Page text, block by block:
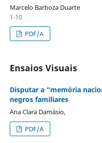
Marcelo Barboza Duarte
1-10
PDF/A
Ensaios Visuais
Disputar a “memória
negros familiares
Ana Clara Damásio,
PDF/A